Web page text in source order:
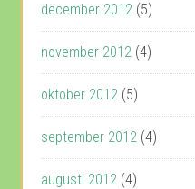
december 2012 (5)
november 2012 (4)
oktober 2012 (5)
september 2012 (4)
augusti 2012 (4)